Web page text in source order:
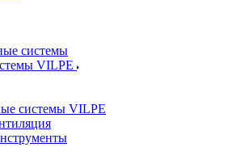
системы
VILPE
системы VILPE